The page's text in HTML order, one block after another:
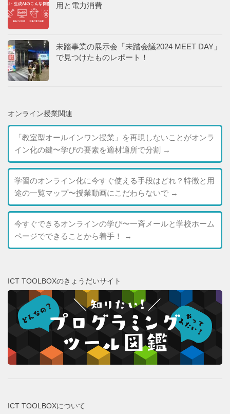
用と電力消費
未踏事業の展示会「未踏会議2024 MEET DAY」
で見つけたものレポート！
オンライン授業関連
「教室型オールインワン授業」を再現しないことがオンラ
イン化の鍵〜学びの要素を適材適所で分割 →
学習のオンライン化に今すぐ使える手段はどれ？特徴と用
途の一覧マップ〜授業動画にこだわらないで →
今すぐできるオンラインの学び〜一斉メールと学校ホーム
ページでできることから着手！
→
ICT TOOLBOXのきょうだいサイト
ICT TOOLBOXについて